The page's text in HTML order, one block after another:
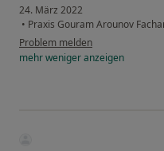
24. März 2022
• Praxis Gouram Arounov
Problem melden
mehrwenigeranzeigen